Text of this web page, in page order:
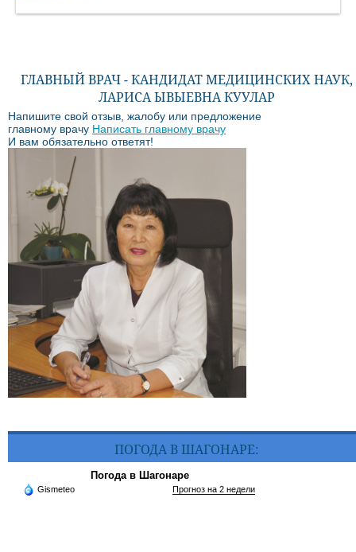
ГЛАВНЫЙ ВРАЧ - КАНДИДАТ МЕДИЦИНСКИХ НАУК,
ЛАРИСА ЫВЫЕВНА КУУЛАР
Напишите свой отзыв, жалобу или предложение
главному врачу Написать главному врачу
И вам обязательно ответят!
ПОГОДА В ШАГОНАРЕ:
Погода в Шагонаре
Gismeteo Прогноз на 2 недели